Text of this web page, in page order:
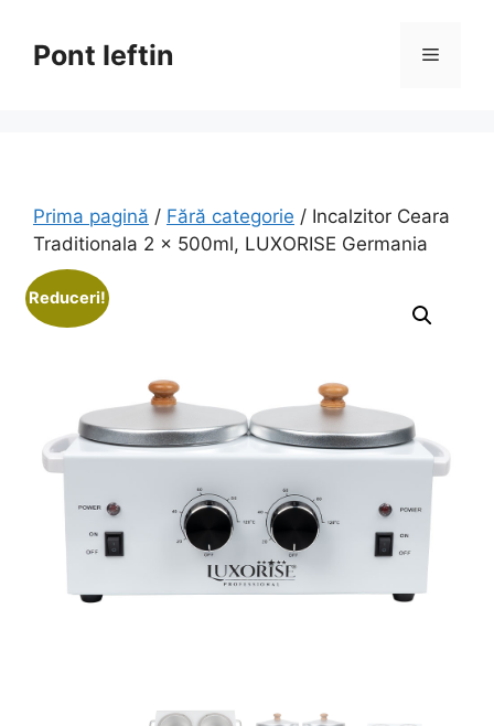
conținutPont Ieftin Meniu
Prima pagină / Fără categorie / Incalzitor Ceara
Traditionala 2 x 500ml, LUXORISE Germania
Reduceri!